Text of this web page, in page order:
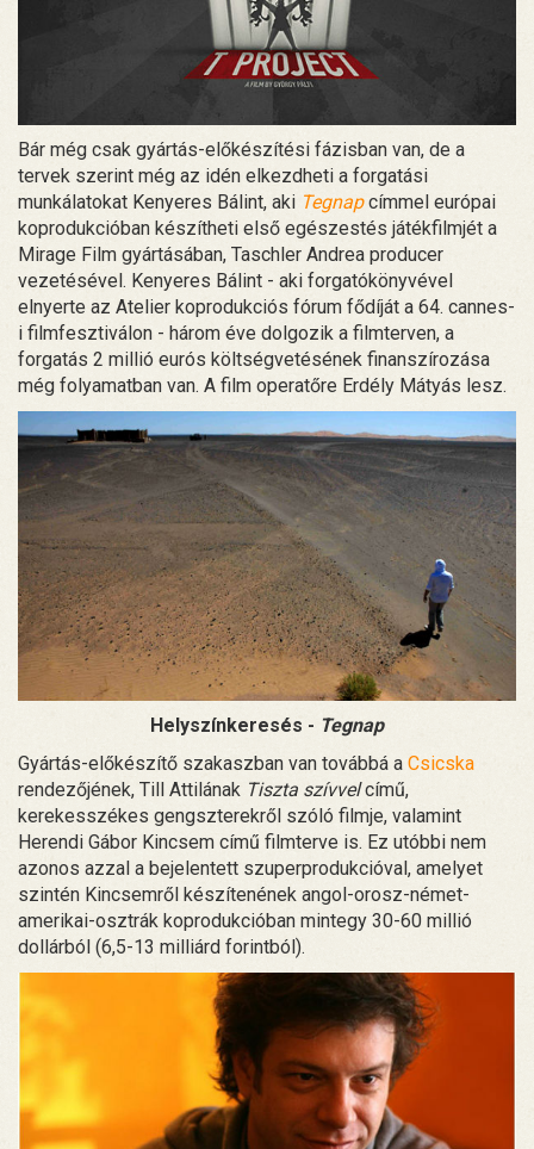
Bár még csak gyártás-előkészítési fázisban van, de a
tervek szerint még az idén elkezdheti a forgatási
munkálatokat Kenyeres Bálint, aki Tegnapcímmel európai
koprodukcióban készítheti első egészestés játékfilmjét a
Mirage Film gyártásában, Taschler Andrea producer
vezetésével. Kenyeres Bálint - aki forgatókönyvével
elnyerte az Atelier koprodukciós fórum fődíját a 64. cannes-
i filmfesztiválon - három éve dolgozik a filmterven, a
forgatás 2 millió eurós költségvetésének finanszírozása
még folyamatban van. A film operatőre Erdély Mátyás lesz.
Helyszínkeresés - Tegnap
Gyártás-előkészítő szakaszban van továbbá a Csicska
rendezőjének, Till Attilának Tiszta szívvelcímű,
kerekesszékes gengszterekről szóló filmje, valamint
Herendi Gábor Kincsem című filmterve is. Ez utóbbi nem
azonos azzal a bejelentett szuperprodukcióval, amelyet
szintén Kincsemről készítenének angol-orosz-német-
amerikai-osztrák koprodukcióban mintegy 30-60 millió
dollárból (6,5-13 milliárd forintból).